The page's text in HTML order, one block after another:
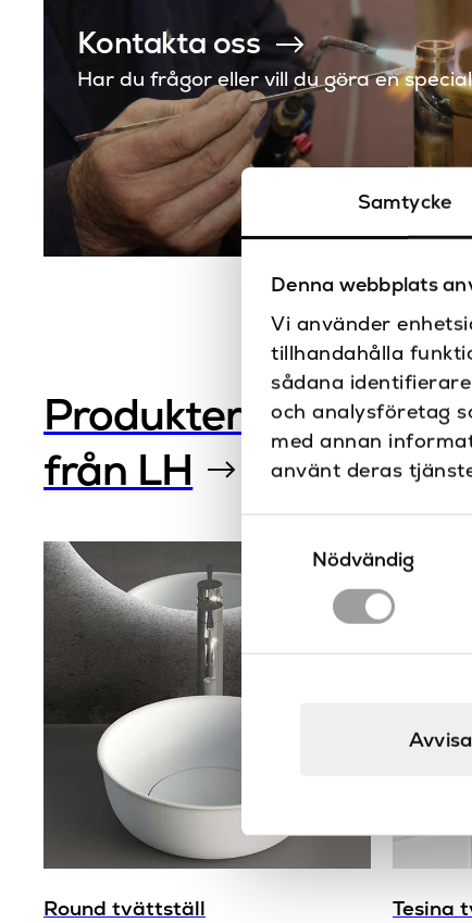
Samtycke
Denna webbplats
Vi använder
tillhandahålla
sådana
och analysföretag
med annan
använt deras
Nödvändig
Avvisa
Kontakta oss
Har du frågor eller vill du göra en
Produkter
från LH
Round tvättställ Tesina